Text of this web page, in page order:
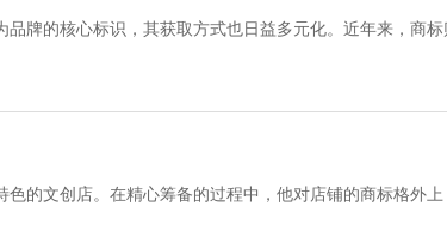
牌的核心标识，其获取方式也日益多元化。近年来，商标
的文创店。在精心筹备的过程中，他对店铺的商标格外上